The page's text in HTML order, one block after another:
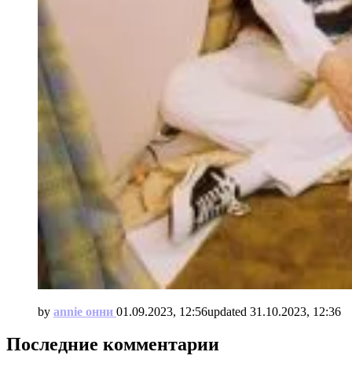
by annie онни 01.09.2023, 12:56updated 31.10.2023, 12:36
Последние комментарии